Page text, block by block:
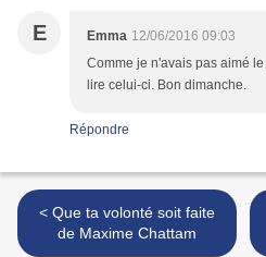
E Emma 12/06/2016 09:03
Comme je n'avais pas aimé
lire celui-ci. Bon dimanche.
Répondre
< Que ta volonté soit faite
de Maxime Chattam